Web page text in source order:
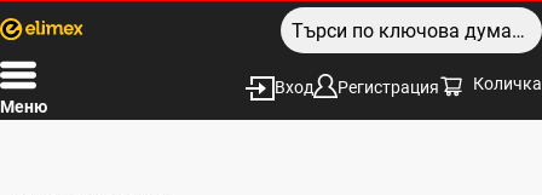
Меню
Вход Регистрация Количка